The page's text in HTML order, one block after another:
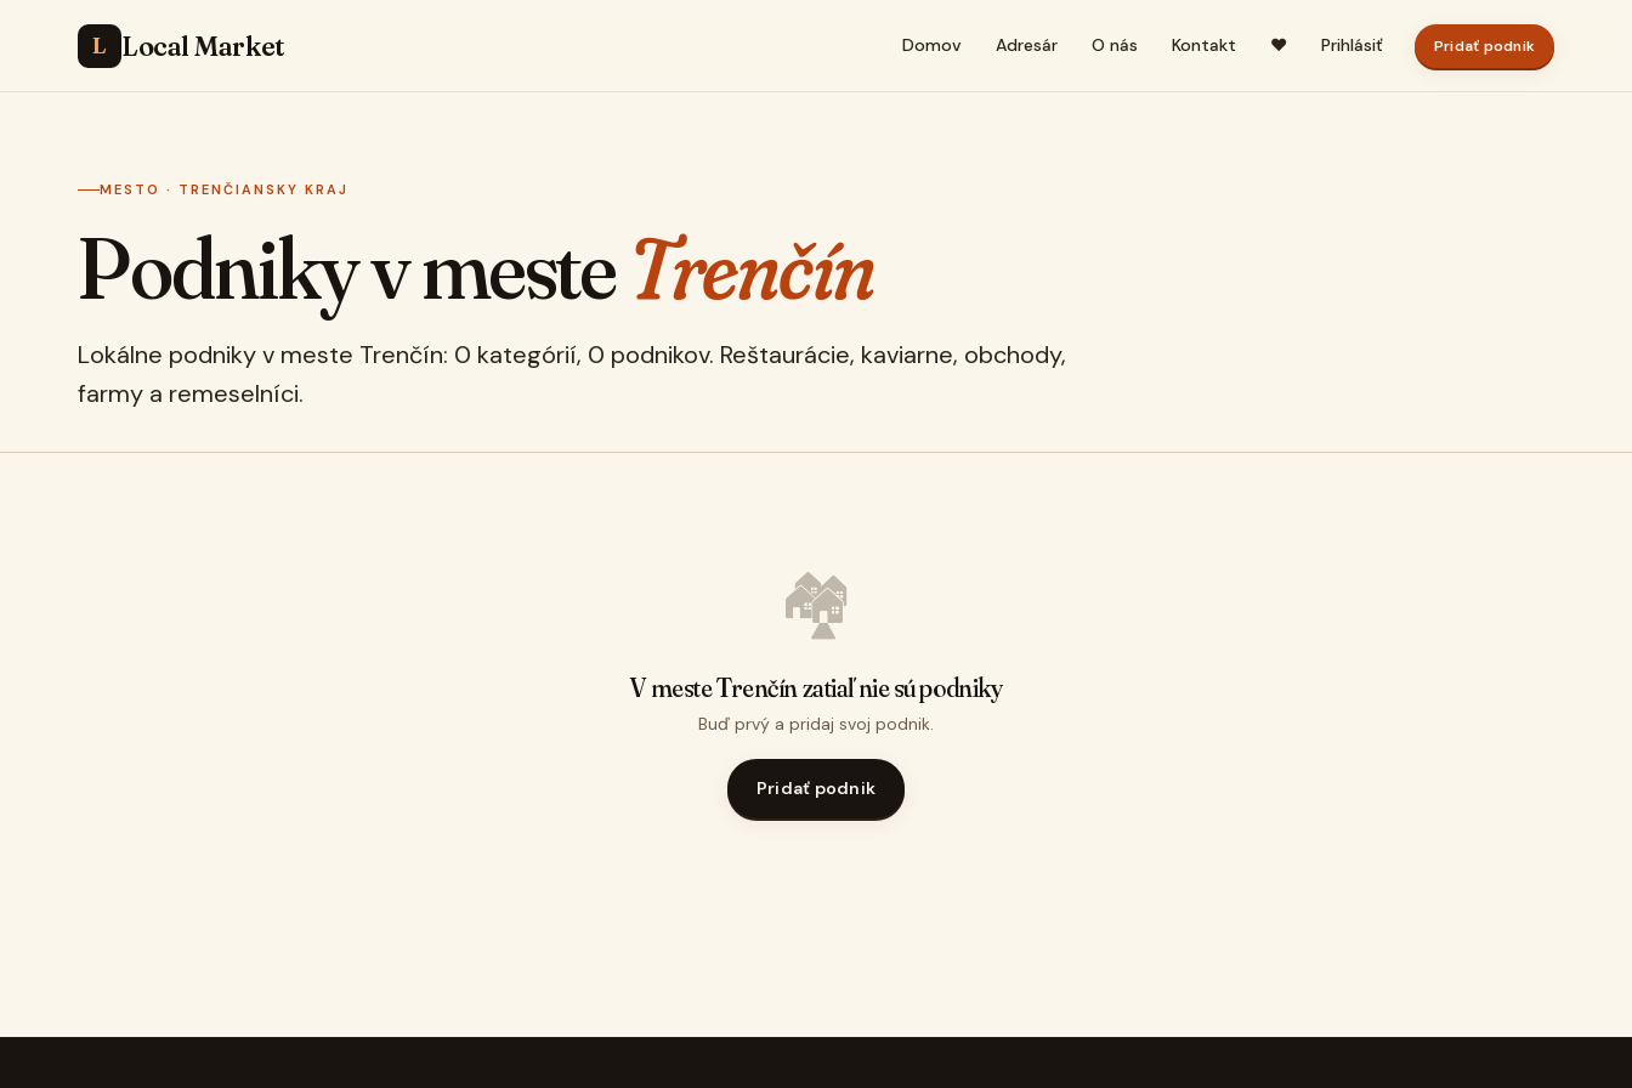
L Local Market Domov Adresár O nás Kontakt ♥ Prihlásiť Pridať podnik
MESTO · TRENČIANSKY KRAJ
Podniky v mesteTrenčín
Lokálne podniky v meste Trenčín: 0 kategórií, 0 podnikov. Reštaurácie, kaviarne, obchody,
farmy a remeselníci.
🏘️
V meste Trenčín zatiaľ nie sú podniky
Buď prvý a pridaj svoj podnik.
Pridať podnik